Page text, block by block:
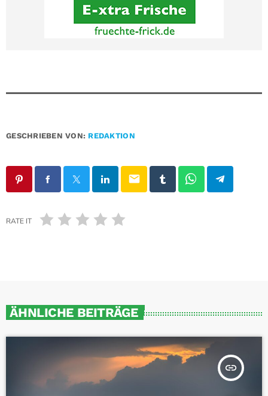
GESCHRIEBEN VON: REDAKTION
email
RATE IT
ÄHNLICHE BEITRÄGE
insert_link